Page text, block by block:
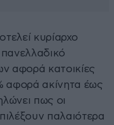
κυρίαρχο
αφορά κατοικίες
αφορά ακίνητα έως
πως οι
παλαιότερα